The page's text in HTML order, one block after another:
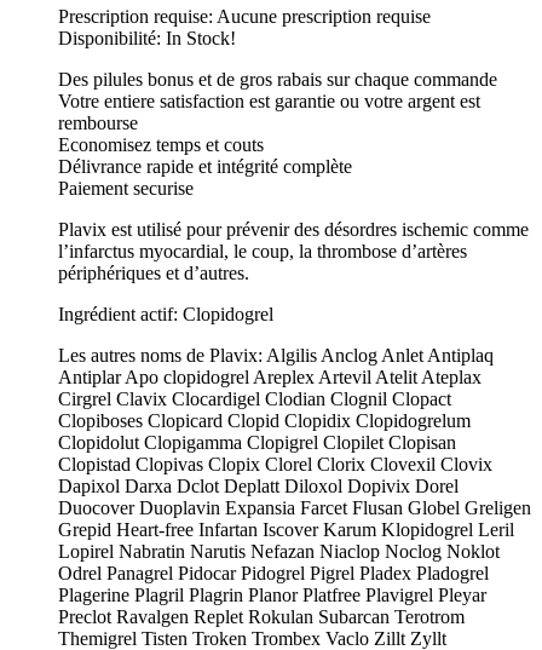
Prescription requise: Aucune prescription requise
Disponibilité: In Stock!
Des pilules bonus et de gros rabais sur chaque commande
Votre entiere satisfaction est garantie ou votre argent est
rembourse
Economisez temps et couts
Délivrance rapide et intégrité complète
Paiement securise
Plavix est utilisé pour prévenir des désordres ischemic comme
l’infarctus myocardial, le coup, la thrombose d’artères
périphériques et d’autres.
Ingrédient actif: Clopidogrel
Les autres noms de Plavix: Algilis Anclog Anlet Antiplaq
Antiplar Apo clopidogrel Areplex Artevil Atelit Ateplax
Cirgrel Clavix Clocardigel Clodian Clognil Clopact
Clopiboses Clopicard Clopid Clopidix Clopidogrelum
Clopidolut Clopigamma Clopigrel Clopilet Clopisan
Clopistad Clopivas Clopix Clorel Clorix Clovexil Clovix
Dapixol Darxa Dclot Deplatt Diloxol Dopivix Dorel
Duocover Duoplavin Expansia Farcet Flusan Globel Greligen
Grepid Heart-free Infartan Iscover Karum Klopidogrel Leril
Lopirel Nabratin Narutis Nefazan Niaclop Noclog Noklot
Odrel Panagrel Pidocar Pidogrel Pigrel Pladex Pladogrel
Plagerine Plagril Plagrin Planor Platfree Plavigrel Pleyar
Preclot Ravalgen Replet Rokulan Subarcan Terotrom
Themigrel Tisten Troken Trombex Vaclo Zillt Zyllt